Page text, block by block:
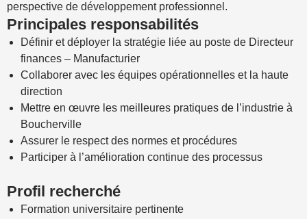
perspective de développement professionnel.
Principales responsabilités
Définir et déployer la stratégie liée au poste de Directeur
finances – Manufacturier
Collaborer avec les équipes opérationnelles et la haute
direction
Mettre en œuvre les meilleures pratiques de l’industrie à
Boucherville
Assurer le respect des normes et procédures
Participer à l’amélioration continue des processus
Profil recherché
Formation universitaire pertinente